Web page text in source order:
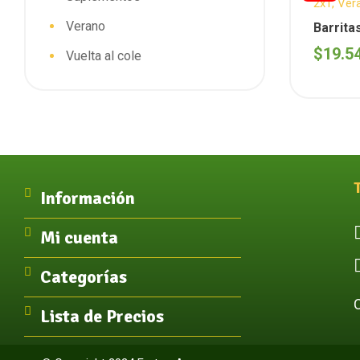
T.A.C.C.,
De
$
Verano
Vuelta al cole
Información
Mi cuenta
Categorías
Lista de Precios